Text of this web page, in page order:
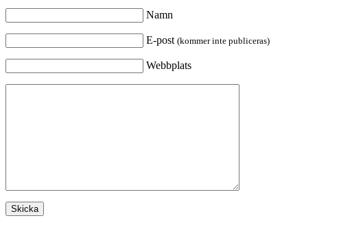
Namn
E-post (kommer inte publiceras)
Webbplats